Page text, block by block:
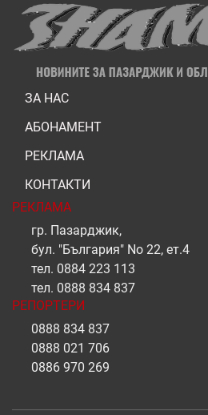
ЗА НАС
АБОНАМЕНТ
РЕКЛАМА
КОНТАКТИ
РЕКЛАМА
гр. Пазарджик,
бул. "България" No 22, ет.4
тел. 0884 223 113
тел. 0888 834 837
РЕПОРТЕРИ
0888 834 837
0888 021 706
0886 970 269